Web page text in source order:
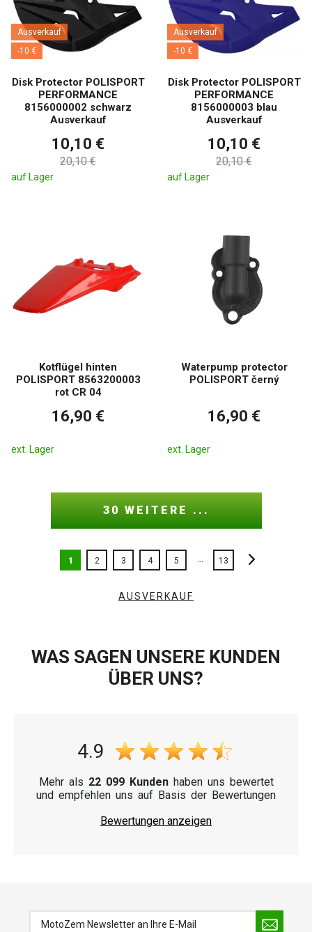
Ausverkauf
-10 €
Disk Protector POLISPORT
PERFORMANCE
8156000002 schwarz
Ausverkauf
10,10 €
20,10 €
auf Lager
Ausverkauf
-10 €
Disk Protector POLISPORT
PERFORMANCE
8156000003 blau
Ausverkauf
10,10 €
20,10 €
auf Lager
Kotflügel hinten
POLISPORT 8563200003
rot CR 04
16,90 €
ext. Lager
Waterpump protector
POLISPORT černý
16,90 €
ext. Lager
30 WEITERE ...
1 2 3 4 5 ... 13
AUSVERKAUF
WAS SAGEN UNSERE KUNDEN
ÜBER UNS?
4.9
Mehr als 22 099 Kundenhaben uns bewertet
und empfehlen uns auf Basis der Bewertungen
Bewertungen anzeigen